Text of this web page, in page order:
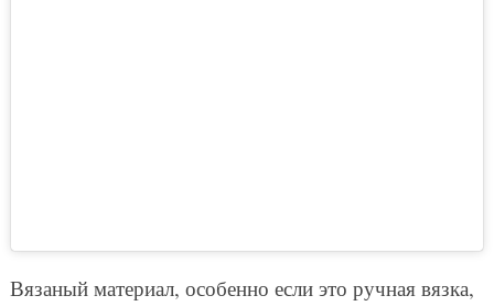
Вязаный материал, особенно если это ручная вязка,